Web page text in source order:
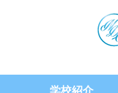
学校紹介